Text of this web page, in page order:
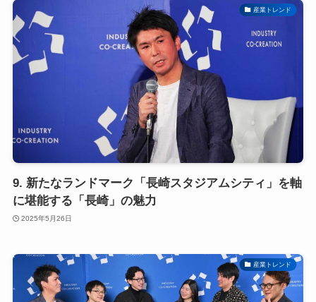
産業トレンド
9. 新たなランドマーク「長崎スタジアムシティ」を軸
に堪能する「長崎」の魅力
2025年5月26日
産業トレンド